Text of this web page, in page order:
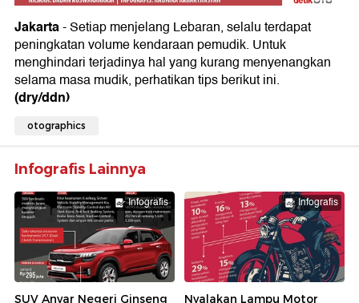
Jakarta- Setiap menjelang Lebaran, selalu terdapat
peningkatan volume kendaraan pemudik. Untuk
menghindari terjadinya hal yang kurang menyenangkan
selama masa mudik, perhatikan tips berikut ini.
(dry/ddn)
otographics
Infografis Lainnya
Infografis
SUV Anyar Negeri Ginseng
Infografis
Nyalakan Lampu Motor